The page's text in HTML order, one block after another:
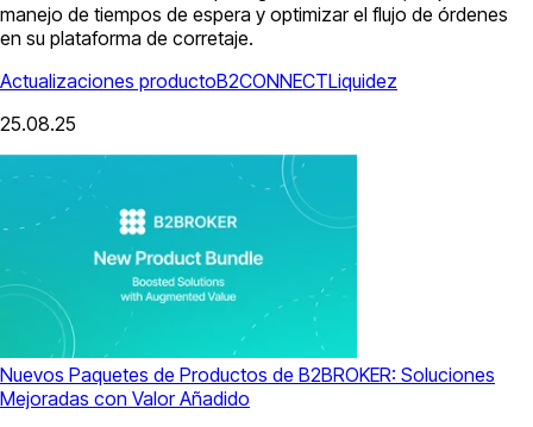
manejo de tiempos de espera y optimizar el flujo de órdenes
en su plataforma de corretaje.
Actualizaciones productoB2CONNECTLiquidez
25.08.25
Nuevos Paquetes de Productos de B2BROKER: Soluciones
Mejoradas con Valor Añadido